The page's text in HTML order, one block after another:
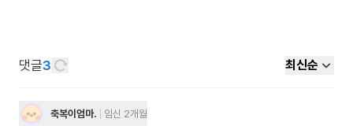
댓글3 최신순
축복이엄마. 임신 2개월